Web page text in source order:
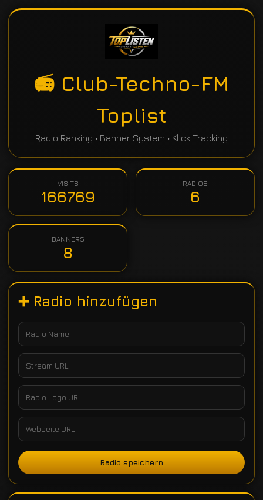
📻 Club-Techno-FM
Toplist
Radio Ranking • Banner System • Klick Tracking
VISITS
166769
RADIOS
6
BANNERS
8
➕ Radio hinzufügen
Radio speichern